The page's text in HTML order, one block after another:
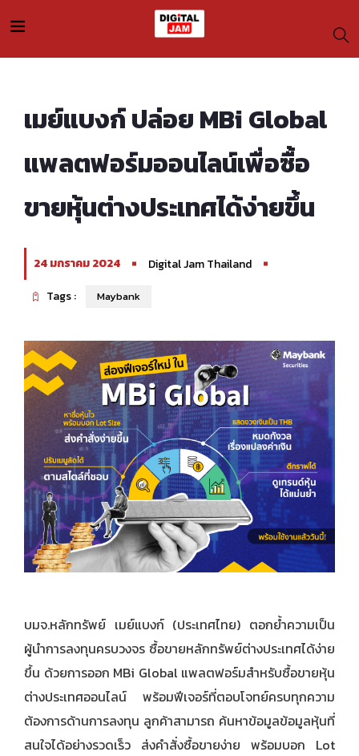
เมย์แบงก์ ปล่อย MBi Global
แพลตฟอร์มออนไลน์เพื่อซื้อ
ขายหุ้นต่างประเทศได้ง่ายขึ้น
24 มกราคม 2024
Digital Jam Thailand
Tags :
Maybank
บมจ.หลักทรัพย์ เมย์แบงก์ (ประเทศไทย) ตอกย้ำความเป็น
ผู้นำการลงทุนครบวงจร ซื้อขายหลักทรัพย์ต่างประเทศได้ง่าย
ขึ้น ด้วยการออก MBi Global แพลตฟอร์มสำหรับซื้อขายหุ้น
ต่างประเทศออนไลน์ พร้อมฟีเจอร์ที่ตอบโจทย์ครบทุกความ
ต้องการด้านการลงทุน ลูกค้าสามารถ ค้นหาข้อมูลข้อมูลหุ้นที่
สนใจได้อย่างรวดเร็ว ส่งคำสั่งซื้อขายง่าย พร้อมบอก Lot